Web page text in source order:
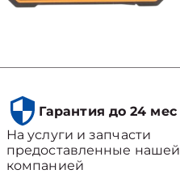
Гарантия до 24 мес
На услуги и запчасти
предоставленные нашей
компанией